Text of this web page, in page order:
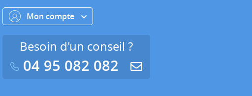
Mon compte
Besoin d'un conseil ?
04 95 082 082